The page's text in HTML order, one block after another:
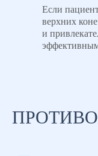
Если
верхних
и